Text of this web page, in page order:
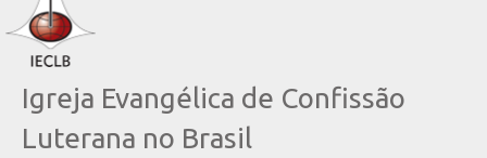
Igreja Evangélica de Confissão
Luterana no Brasil